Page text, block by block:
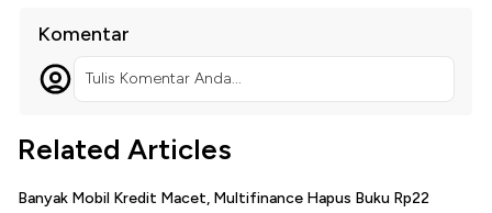
Komentar
Tulis Komentar Anda...
Related Articles
Banyak Mobil Kredit Macet, Multifinance Hapus Buku Rp22